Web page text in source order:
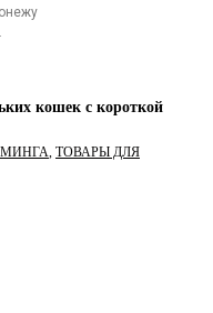
кошек c короткой
, ТОВАРЫ ДЛЯ